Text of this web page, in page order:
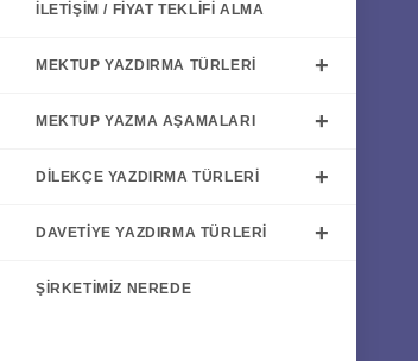
İLETIŞIM / FIYAT TEKLIFI ALMA
MEKTUP YAZDIRMA TÜRLERI
MEKTUP YAZMA AŞAMALARI
DILEKÇE YAZDIRMA TÜRLERI
DAVETIYE YAZDIRMA TÜRLERI
ŞIRKETIMIZ NEREDE